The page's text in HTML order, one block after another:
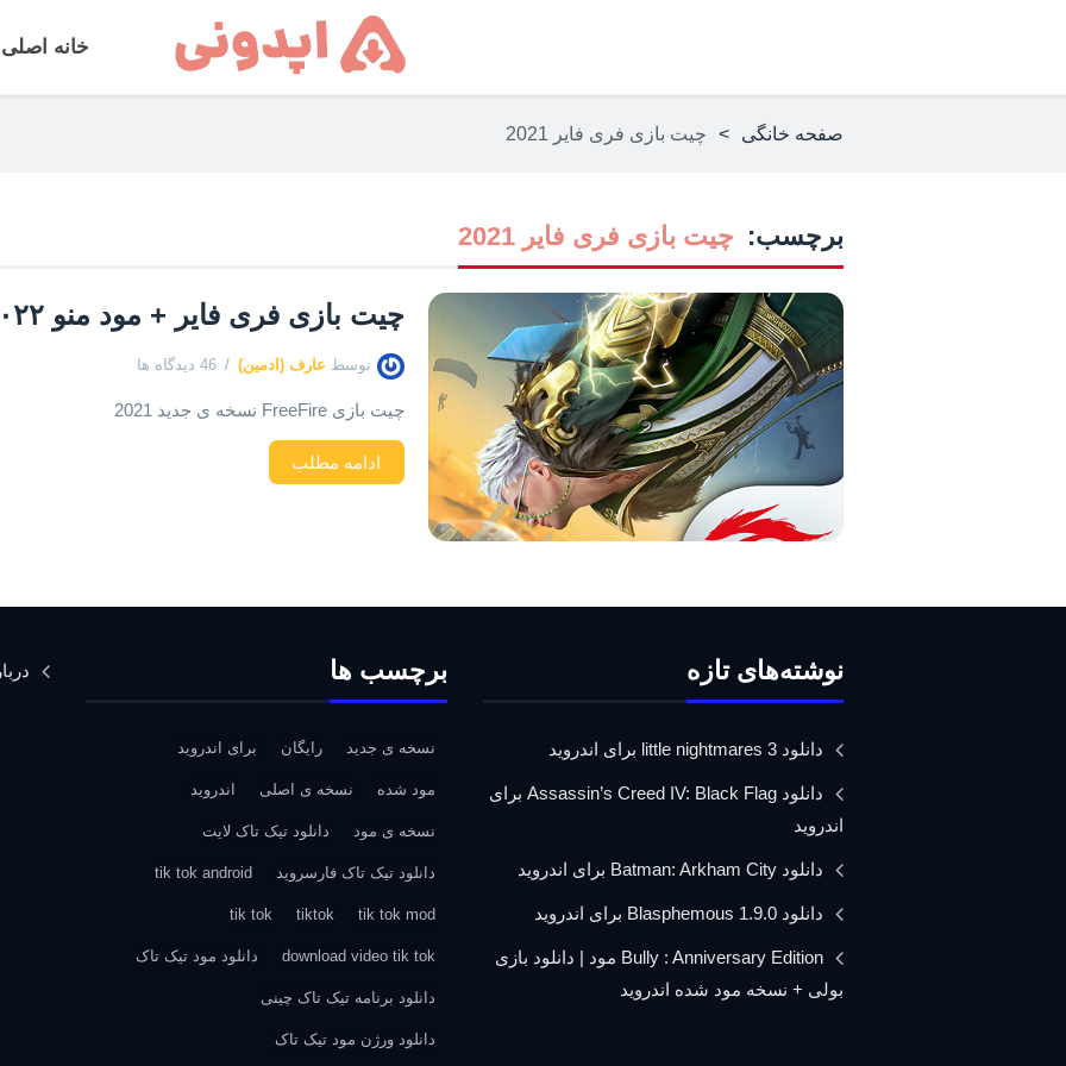
خانه اصلی
صفحه خانگی > چیت بازی فری فایر 2021
برچسب: چیت بازی فری فایر 2021
چیت بازی فری فایر + مود منو ۲۰۲۲
توسط عارف (ادمین) 46 دیدگاه ها
چیت بازی FreeFire نسخه ی جدید 2021
ادامه مطلب
نوشته‌های تازه
دانلود little nightmares 3 برای اندروید
دانلود Assassin’s Creed IV: Black Flag برای
اندروید
دانلود Batman: Arkham City برای اندروید
دانلود Blasphemous 1.9.0 برای اندروید
Bully : Anniversary Edition مود | دانلود بازی
بولی + نسخه مود شده اندروید
برچسب ها
نسخه ی جدید رایگان برای اندروید
مود شده نسخه ی اصلی اندروید
نسخه ی مود دانلود تیک تاک لایت
دانلود تیک تاک فارسروید tik tok android
tik tok mod
tiktok
tik tok
download video tik tok دانلود مود تیک تاک
دانلود برنامه تیک تاک چینی
دانلود ورژن مود تیک تاک